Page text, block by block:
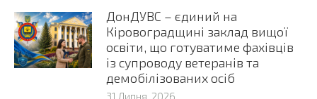
ДонДУВС – єдиний на
Кіровоградщині заклад вищої
освіти, що готуватиме фахівців
із супроводу ветеранів та
демобілізованих осіб
31 Липня, 2026